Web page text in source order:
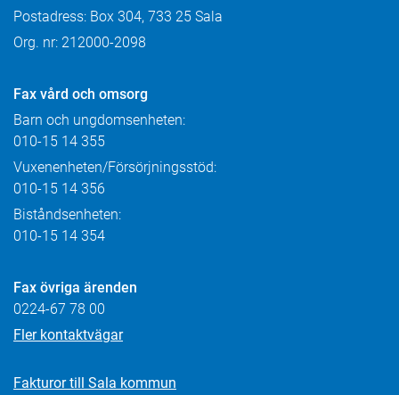
Postadress: Box 304, 733 25 Sala
Org. nr: 212000-2098
Fax vård och omsorg
Barn och ungdomsenheten:
010-15 14 355
Vuxenenheten/Försörjningsstöd:
010-15 14 356
Biståndsenheten:
010-15 14 354
Fax övriga ärenden
0224-67 78 00
Fler kontaktvägar
Fakturor till Sala kommun